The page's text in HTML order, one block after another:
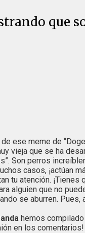
que
ese meme de
vieja que se ha
Son perros
casos, ¡actúan
tu atención. ¡Tienes
alguien que no
se aburren.
hemos
en los comentarios!